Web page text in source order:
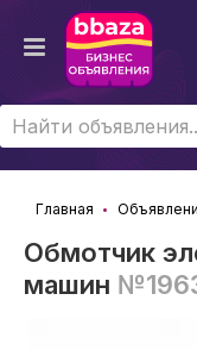
Главная
Обмотчик
машин